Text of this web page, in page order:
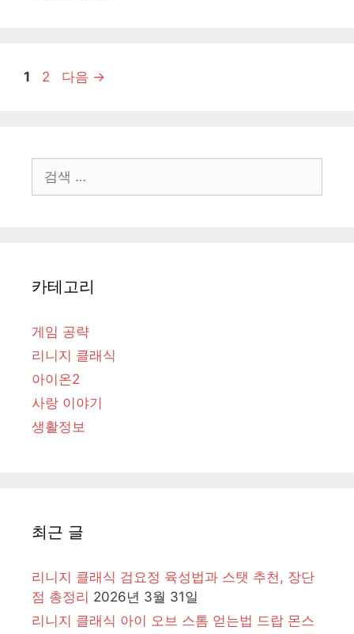
페
1
페
2 다음 →
색:
카테고리
게임 공략
리니지 클래식
아이온2
사랑 이야기
생활정보
최근 글
리니지 클래식 검요정 육성법과 스탯 추천, 장단
점 총정리 2026년 3월 31일
리니지 클래식 아이 오브 스톰 얻는법 드랍 몬스